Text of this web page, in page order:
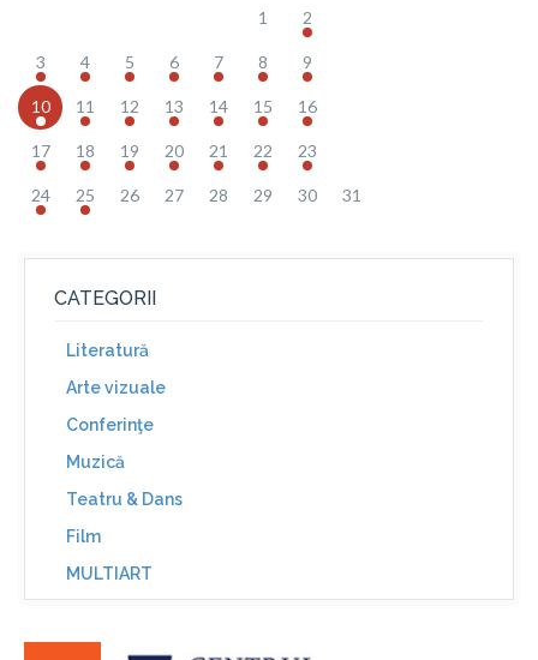
1 2
3 4 5 6 7 8 9
10 11 12 13 14 15 16
17 18 19 20 21 22 23
24 25 26 27 28 29 30 31
CATEGORII
Literatură
Arte vizuale
Conferinţe
Muzică
Teatru & Dans
Film
MULTIART